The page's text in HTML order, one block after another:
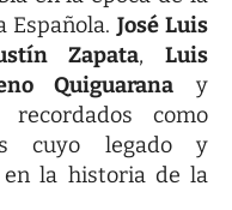
Española.José Luis
Zapata,Luis
Quiguarana y
como
cuyo legado y
la historia de la